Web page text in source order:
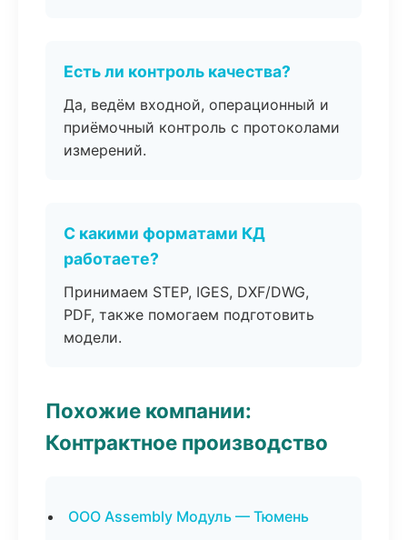
Есть ли контроль качества?
Да, ведём входной, операционный и
приёмочный контроль с протоколами
измерений.
С какими форматами КД
работаете?
Принимаем STEP, IGES, DXF/DWG,
PDF, также помогаем подготовить
модели.
Похожие компании:
Контрактное производство
ООО Assembly Модуль — Тюмень